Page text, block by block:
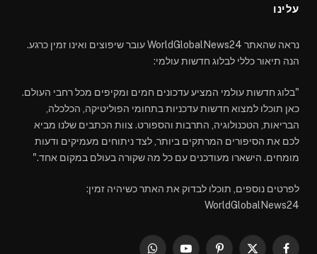
עלינו
נראה שהאתר WorldGlobalNews24 עובר שיפוצים ואינו זמין כרגע.
הנה תיאור כללי לבלוג חדשות עולמי:
"בלוג חדשות עולמי המציע עדכונים חמים ומקיפים מכל רחבי העולם.
כאן תוכלו למצוא חדשות עדכניות בתחומי הפוליטיקה, הכלכלה,
הבריאות, הטכנולוגיה, התרבות והספורט. צוות הכתבים שלנו מביא
לכם את הסיפורים המרתקים ביותר, לצד ניתוחים מעמיקים ודעות
מומחים. הישארו מעודכנים עם כל מה שקורה בעולם במקום אחד."
לפרטים נוספים, תוכלו לבדוק את האתר כשיהיה זמין:
WorldGlobalNews24